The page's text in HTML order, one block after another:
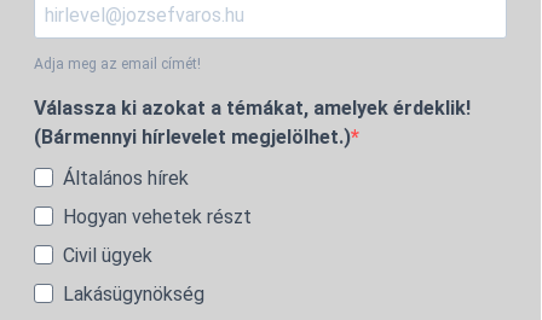
Adja meg az email címét!
Válassza ki azokat a témákat, amelyek érdeklik!
(Bármennyi hírlevelet megjelölhet.)
Általános hírek
Hogyan vehetek részt
Civil ügyek
Lakásügynökség